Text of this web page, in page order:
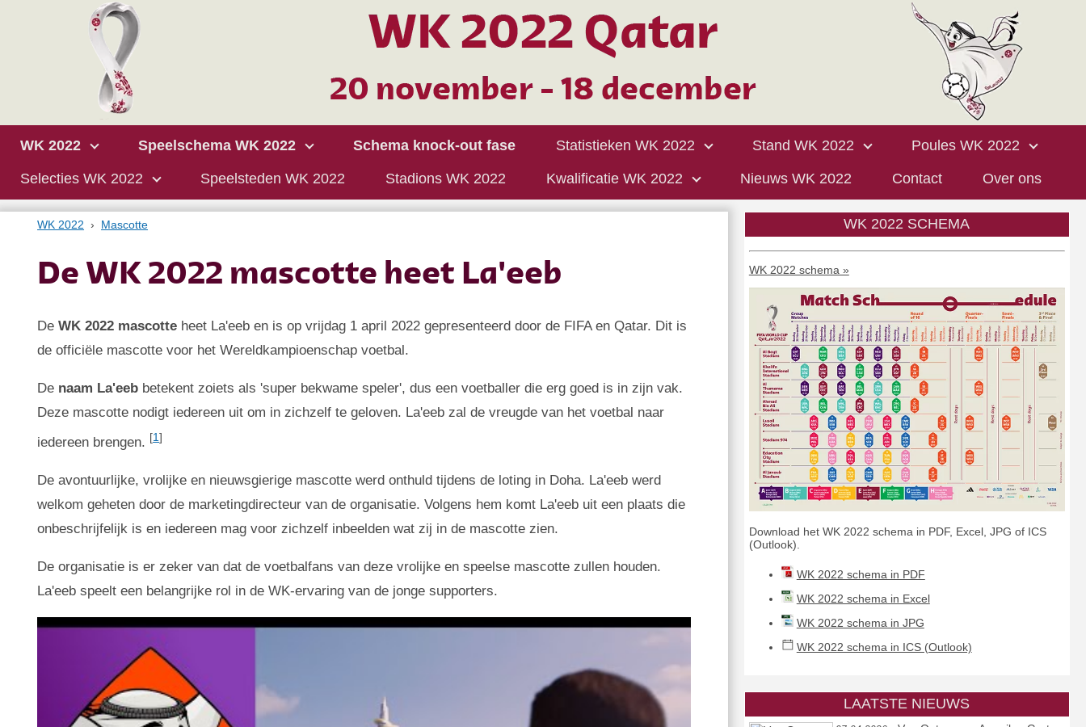
WK 2022 Speelschema WK 2022 Schema knock-out fase Statistieken WK 2022 Stand WK 2022 Poules WK 2022
Selecties WK 2022 Speelsteden WK 2022 Stadions WK 2022 Kwalificatie WK 2022 Nieuws WK 2022 Contact Over ons
WK 2022 Mascotte
De WK 2022 mascotte heet La'eeb
DeWK 2022 mascotte heet La'eeb en is op vrijdag 1 april 2022 gepresenteerd door de FIFA en Qatar. Dit is
de officiële mascotte voor het Wereldkampioenschap voetbal.
De naam La'eeb betekent zoiets als 'super bekwame speler', dus een voetballer die erg goed is in zijn vak.
Deze mascotte nodigt iedereen uit om in zichzelf te geloven. La'eeb zal de vreugde van het voetbal naar
iedereen brengen. [1]
De avontuurlijke, vrolijke en nieuwsgierige mascotte werd onthuld tijdens de loting in Doha. La'eeb werd
welkom geheten door de marketingdirecteur van de organisatie. Volgens hem komt La'eeb uit een plaats die
onbeschrijfelijk is en iedereen mag voor zichzelf inbeelden wat zij in de mascotte zien.
De organisatie is er zeker van dat de voetbalfans van deze vrolijke en speelse mascotte zullen houden.
La'eeb speelt een belangrijke rol in de WK-ervaring van de jonge supporters.
WK 2022 SCHEMA
WK 2022 schema »
Download het WK 2022 schema in PDF, Excel, JPG of ICS
(Outlook).
WK 2022 schema in PDF
WK 2022 schema in Excel
WK 2022 schema in JPG
WK 2022 schema in ICS (Outlook)
LAATSTE NIEUWS